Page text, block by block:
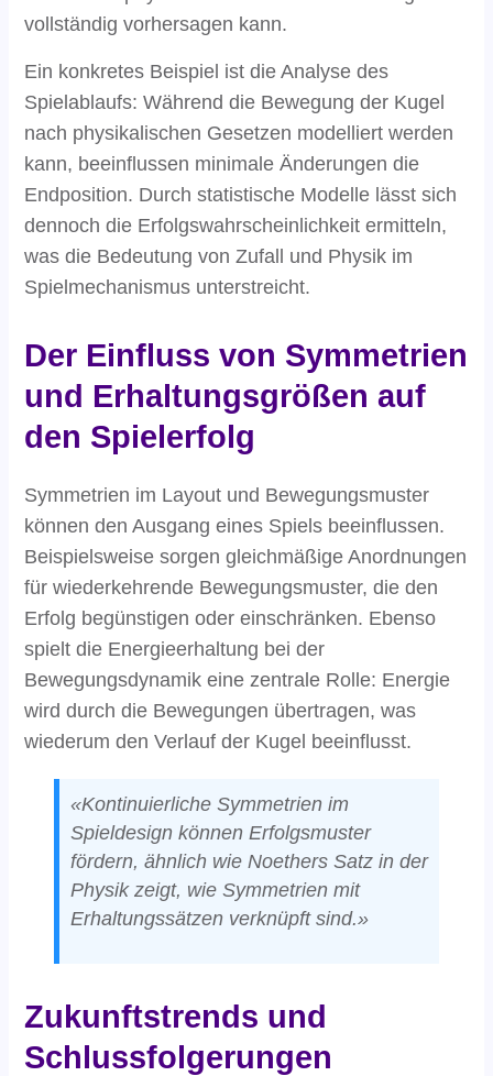
vollständig vorhersagen kann.
Ein konkretes Beispiel ist die Analyse des
Spielablaufs: Während die Bewegung der Kugel
nach physikalischen Gesetzen modelliert werden
kann, beeinflussen minimale Änderungen die
Endposition. Durch statistische Modelle lässt sich
dennoch die Erfolgswahrscheinlichkeit ermitteln,
was die Bedeutung von Zufall und Physik im
Spielmechanismus unterstreicht.
Der Einfluss von Symmetrien
und Erhaltungsgrößen auf
den Spielerfolg
Symmetrien im Layout und Bewegungsmuster
können den Ausgang eines Spiels beeinflussen.
Beispielsweise sorgen gleichmäßige Anordnungen
für wiederkehrende Bewegungsmuster, die den
Erfolg begünstigen oder einschränken. Ebenso
spielt die Energieerhaltung bei der
Bewegungsdynamik eine zentrale Rolle: Energie
wird durch die Bewegungen übertragen, was
wiederum den Verlauf der Kugel beeinflusst.
«Kontinuierliche Symmetrien im
Spieldesign können Erfolgsmuster
fördern, ähnlich wie Noethers Satz in der
Physik zeigt, wie Symmetrien mit
Erhaltungssätzen verknüpft sind.»
Zukunftstrends und
Schlussfolgerungen